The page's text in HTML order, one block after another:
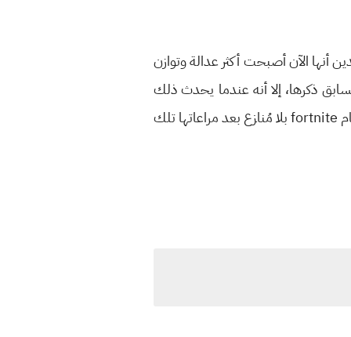
أنها الآن أصبحت أكثر عدالة وتوازن
ذكرها، إلا أنه عندما يحدث ذلك
فإنك تكون حققت شيء متميز سيجعلك تتفوق على الجميع، وقد أكد أكثر من لاعب كبير أن عام 2020 هو عام fortnite بلا مُنازع بعد مراعاتها تلك